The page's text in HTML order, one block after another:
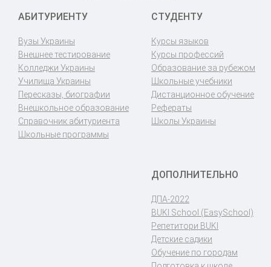
АБИТУРИЕНТУ
Вузы Украины
Внешнее тестирование
Колледжи Украины
Училища Украины
Пересказы, биографии
Внешкольное образование
Справочник абитуриента
Школьные программы
СТУДЕНТУ
Курсы языков
Курсы профессий
Образование за рубежом
Школьные учебники
Дистанционное обучение
Рефераты
Школы Украины
ДОПОЛНИТЕЛЬНО
ДПА-2022
BUKI School (EasySchool)
Репетитори BUKI
Детские садики
Обучение по городам